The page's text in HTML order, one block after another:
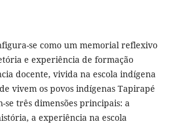
se como um memorial reflexivo
e experiência de formação
docente, vivida na escola indígena
vivem os povos indígenas Tapirapé
se três dimensões principais: a
a experiência na escola